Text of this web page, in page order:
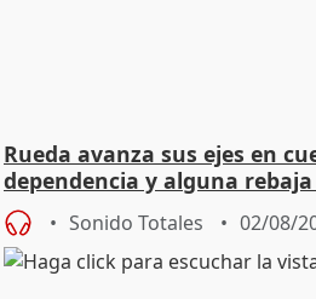
Rueda avanza sus ejes en
dependencia y alguna
vivienda
Sonido Totales 02/08/